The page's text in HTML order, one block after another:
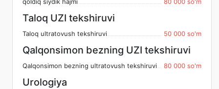
Taloq UZI tekshiruvi
Taloq ultratovush tekshiruvi 50 000 so'm
Qalqonsimon bezning UZI tekshiruvi
Qalqonsimon bezning ultratovush tekshiruvi 80 000 so'm
Urologiya